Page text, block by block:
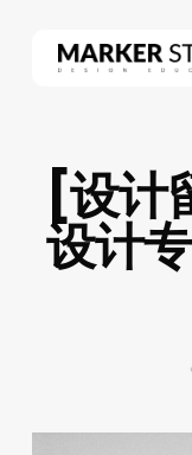
[设计
设计